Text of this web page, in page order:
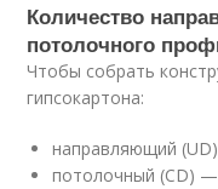
Количество
потолочного
Чтобы собрать
гипсокартона:
направляющий
потолочный (CD) —